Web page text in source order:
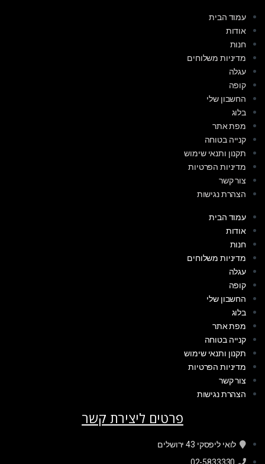
עמוד הבית
אודות
חנות
מדיניות משלוחים
עגלה
קופה
החשבון שלי
בלוג
מפת אתר
קנייה בטוחה
תקנון ותנאי שימוש
מדיניות הפרטיות
צור קשר
הצהרת נגישות
עמוד הבית
אודות
חנות
מדיניות משלוחים
עגלה
קופה
החשבון שלי
בלוג
מפת אתר
קנייה בטוחה
תקנון ותנאי שימוש
מדיניות הפרטיות
צור קשר
הצהרת נגישות
פרטים ליצירת קשר
לואי ליפסקי 43 ירושלים